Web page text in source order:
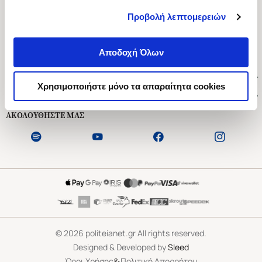
Προβολή λεπτομερειών
Αποδοχή Όλων
Χρησιμοποιήστε μόνο τα απαραίτητα cookies
Ασκληπιού 1-3, Αθήνα 106 79
Δευτέρα - Παρασκευή 09:00-21:00
Εξυπηρέτηση Πελατών
ΑΚΟΛΟΥΘΗΣΤΕ ΜΑΣ
©2026 politeianet.gr All rights reserved.
Designed & Developed bySleed